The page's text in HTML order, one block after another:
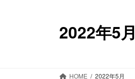
2022年5月
HOME 2022年5月